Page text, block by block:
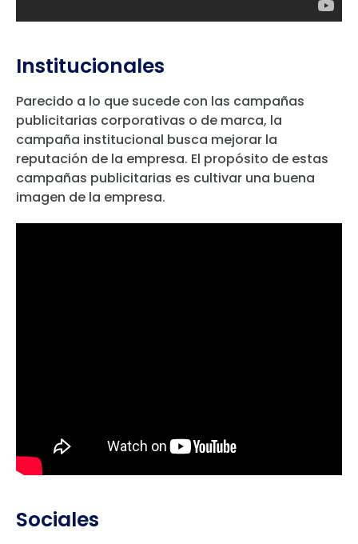
Institucionales
Parecido a lo que sucede con las campañas
publicitarias corporativas o de marca, la
campaña institucional busca mejorar la
reputación de la empresa. El propósito de estas
campañas publicitarias es cultivar una buena
imagen de la empresa.
Sociales